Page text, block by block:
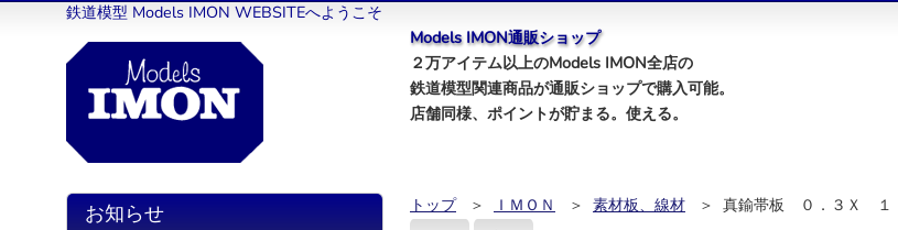
鉄道模型 Models IMON WEBSITEへようこそ
Models IMON通販ショップ
２万アイテム以上のModels IMON全店の
鉄道模型関連商品が通販ショップで購入可能。
店舗同様、ポイントが貯まる。使える。
トップ ＞ ＩＭＯＮ ＞ 素材板、線材
＞ 真鍮帯板 ０．３Ｘ １
お知らせ